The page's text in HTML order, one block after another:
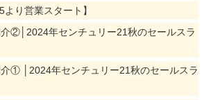
り営業スタート】
②│2024年センチュリー21秋のセールスラ
① │2024年センチュリー21秋のセールスラ